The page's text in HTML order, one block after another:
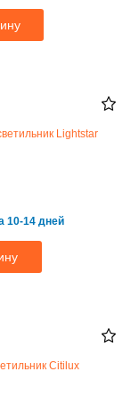
Lightstar
10-14 дней
Citilux